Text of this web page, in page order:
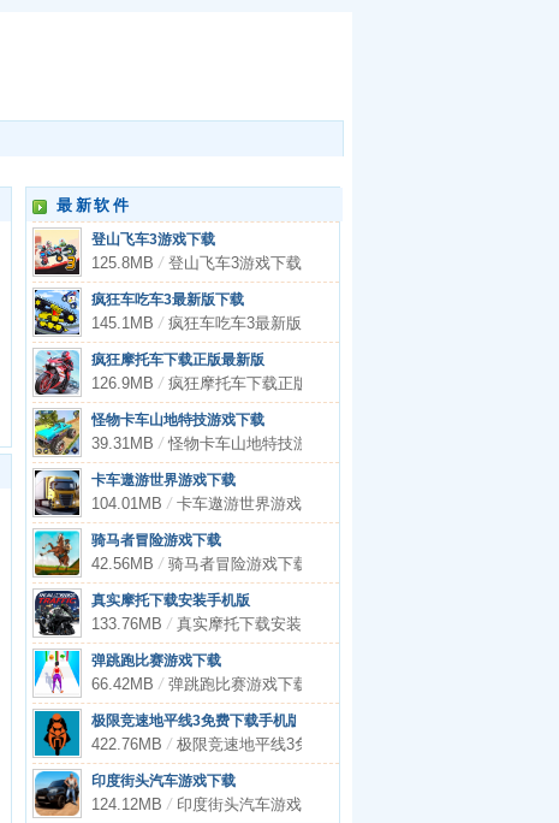
最新软件
登山飞车3游戏下载
125.8MB/ 登山飞车3游戏下载
疯狂车吃车3最新版下载
145.1MB/ 疯狂车吃车3最新版下载
疯狂摩托车下载正版最新版
126.9MB/ 疯狂摩托车下载正版最新版
怪物卡车山地特技游戏下载
39.31MB/ 怪物卡车山地特技游戏下载
卡车遨游世界游戏下载
104.01MB/ 卡车遨游世界游戏下载
骑马者冒险游戏下载
42.56MB/ 骑马者冒险游戏下载
真实摩托下载安装手机版
133.76MB/ 真实摩托下载安装手机版
弹跳跑比赛游戏下载
66.42MB/ 弹跳跑比赛游戏下载
极限竞速地平线3免费下载手机版
422.76MB/ 极限竞速地平线3免费下载手机版
印度街头汽车游戏下载
124.12MB/ 印度街头汽车游戏下载